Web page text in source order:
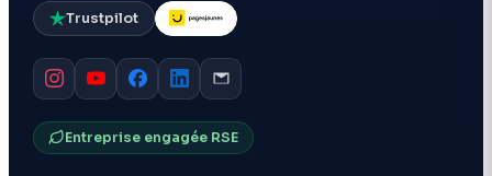
Trustpilot
Entreprise engagée RSE